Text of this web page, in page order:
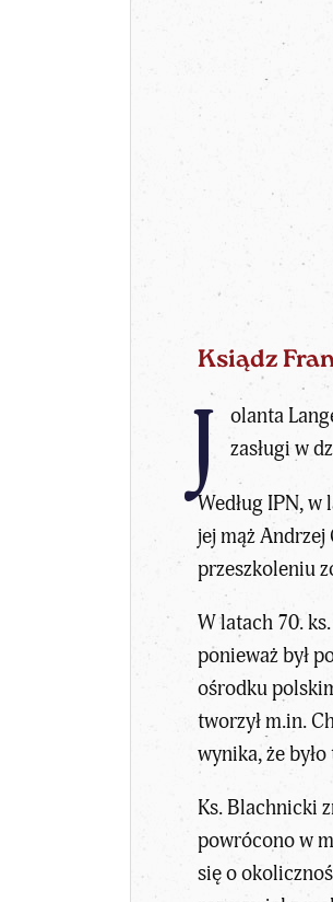
Ksiądz
J
olanta
zasługi w
Według IPN, w
jej mąż Andrzej
przeszkoleniu
W latach 70. ks.
ponieważ był
ośrodku
tworzył m.in.
wynika, że
Ks. Blachnicki
powrócono w
się o